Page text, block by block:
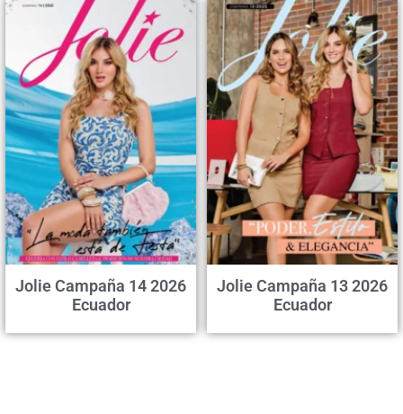
Jolie Campaña 14 2026
Ecuador
Jolie Campaña 13 2026
Ecuador